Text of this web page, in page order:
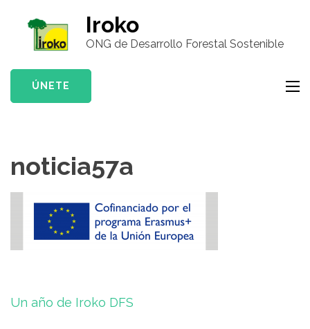
contenido
(presiona
tecla
Iroko
ONG de Desarrollo Forestal Sostenible
ÚNETE
noticia57a
Navegación
Un año de Iroko DFS